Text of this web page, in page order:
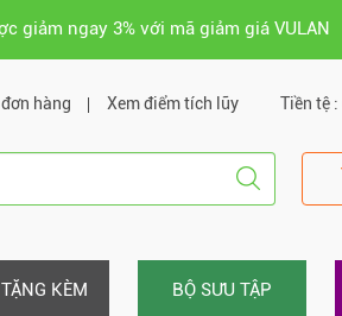
giảm ngay 3% với mã giảm giá VULAN
Tiền tệ :
hàng Xem điểm tích lũy
KÈM BỘ SƯU TẬP